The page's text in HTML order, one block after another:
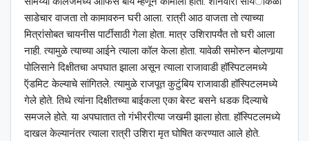
साडेचार वाजता तो कामावरुन घरी आला. रात्री आठ वाजता तो त्याच्या
मित्रांसोबत चायनीस पार्टीसाठी गेला होता. मात्र उशिरापर्यंत तो घरी आला
नाही. त्यामुळे त्याच्या आईने त्याला कॉल केला होता. यावेळी समोरुन बोलणार्‍या
पोलिसाने दिक्षीतचा अपघात झाला असून त्याला राजावाडी हॉस्पिटलमध्ये
ऍडमिट केल्याचे सांगितले. त्यामुळे राजपूत कुटुंबिय राजावाडी हॉस्पिटलमध्ये
गेले होते. तिथे त्यांना दिक्षीतच्या बाईकला एका बेस्ट बसने धडक दिल्याचे
समजले होते. या अपघातात तो गंभीररीत्या जखमी झाला होता. हॉस्पिटलमध्ये
दाखल केल्यानंतर त्याला रात्री उशिरा मृत घोषित करण्यात आले होते.